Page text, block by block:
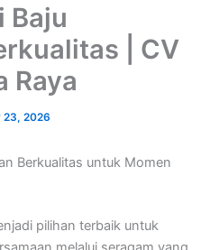
Baju
| CV
Raya
23, 2026
Berkualitas untuk Momen
pilihan terbaik untuk